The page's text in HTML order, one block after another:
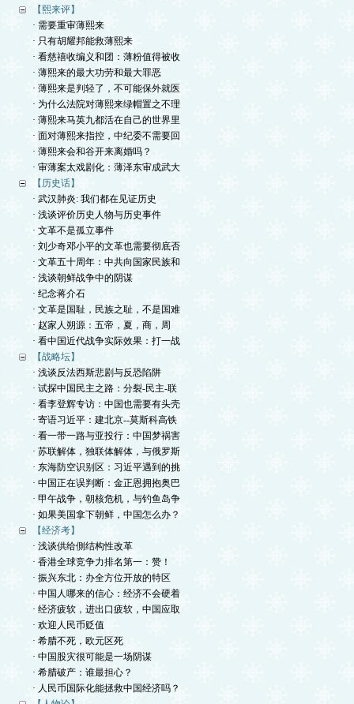
【熙来评】
· 需要重审薄熙来
· 只有胡耀邦能救薄熙来
· 看慈禧收编义和团：薄粉值得被收
· 薄熙来的最大功劳和最大罪恶
· 薄熙来是判轻了，不可能保外就医
· 为什么法院对薄熙来绿帽置之不理
· 薄熙来马英九都活在自己的世界里
· 面对薄熙来指控，中纪委不需要回
· 薄熙来会和谷开来离婚吗？
· 审薄案太戏剧化：薄泽东审成武大
【历史话】
· 武汉肺炎: 我们都在见证历史
· 浅谈评价历史人物与历史事件
· 文革不是孤立事件
· 刘少奇邓小平的文革也需要彻底否
· 文革五十周年：中共向国家民族和
· 浅谈朝鲜战争中的阴谋
· 纪念蒋介石
· 文革是国耻，民族之耻，不是国难
· 赵家人朔源：五帝，夏，商，周
· 看中国近代战争实际效果：打一战
【战略坛】
· 浅谈反法西斯悲剧与反恐陷阱
· 试探中国民主之路：分裂-民主-联
· 看李登辉专访：中国也需要有头壳
· 寄语习近平：建北京--莫斯科高铁
· 看一带一路与亚投行：中国梦祸害
· 苏联解体，独联体解体，与俄罗斯
· 东海防空识别区：习近平遇到的挑
· 中国正在误判断：金正恩拥抱奥巴
· 甲午战争，朝核危机，与钓鱼岛争
· 如果美国拿下朝鲜，中国怎么办？
【经济考】
· 浅谈供给側结构性改革
· 香港全球竞争力排名第一：赞！
· 振兴东北：办全方位开放的特区
· 中国人哪来的信心：经济不会硬着
· 经济疲软，进出口疲软，中国应取
· 欢迎人民币贬值
· 希腊不死，欧元区死
· 中国股灾很可能是一场阴谋
· 希腊破产：谁最担心？
· 人民币国际化能拯救中国经济吗？